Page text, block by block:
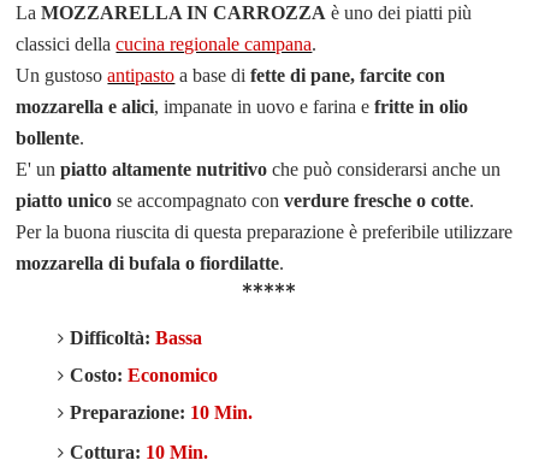
LaMOZZARELLA IN CARROZZA è uno dei piatti più
classici dellacucina regionale campana.
Un gustosoantipasto a base difette di pane, farcite con
mozzarella e alici, impanate in uovo e farina efritte in olio
bollente.
E' unpiatto altamente nutritivo che può considerarsi anche un
piatto unico se accompagnato converdure fresche o cotte.
Per la buona riuscita di questa preparazione è preferibile utilizzare
mozzarella di bufala o fiordilatte.
*****
Difficoltà:Bassa
Costo:Economico
Preparazione: 10 Min.
Cottura: 10 Min.